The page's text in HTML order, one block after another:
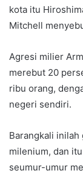
kota itu
Mitchell
Agresi milier
merebut 20
ribu orang,
negeri sendiri.
Barangkali
milenium, dan
seumur-umur